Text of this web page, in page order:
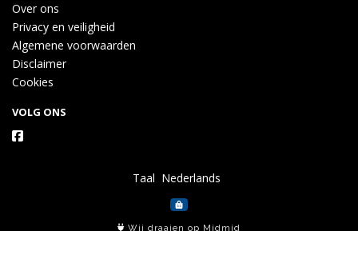
Over ons
Privacy en veiligheid
Algemene voorwaarden
Disclaimer
Cookies
VOLG ONS
Taal
Wij draaien op Midmid